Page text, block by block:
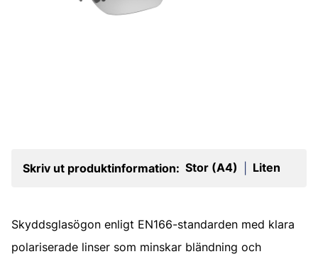
Skriv ut produktinformation: Stor (A4) Liten
Skyddsglasögon enligt EN166-standarden med klara
polariserade linser som minskar bländning och